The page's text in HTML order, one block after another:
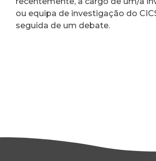
ou equipa de investigação do
seguida de um debate.